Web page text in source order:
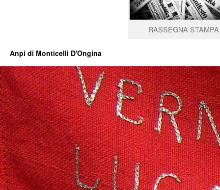
RASSEGNA STAMPA
Anpi di Monticelli D'Ongina